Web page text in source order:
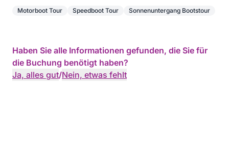
Motorboot Tour Speedboot Tour Sonnenuntergang Bootstour
Haben Sie alle Informationen gefunden, die Sie für
die Buchung benötigt haben?
Ja, alles gut/Nein, etwas fehlt